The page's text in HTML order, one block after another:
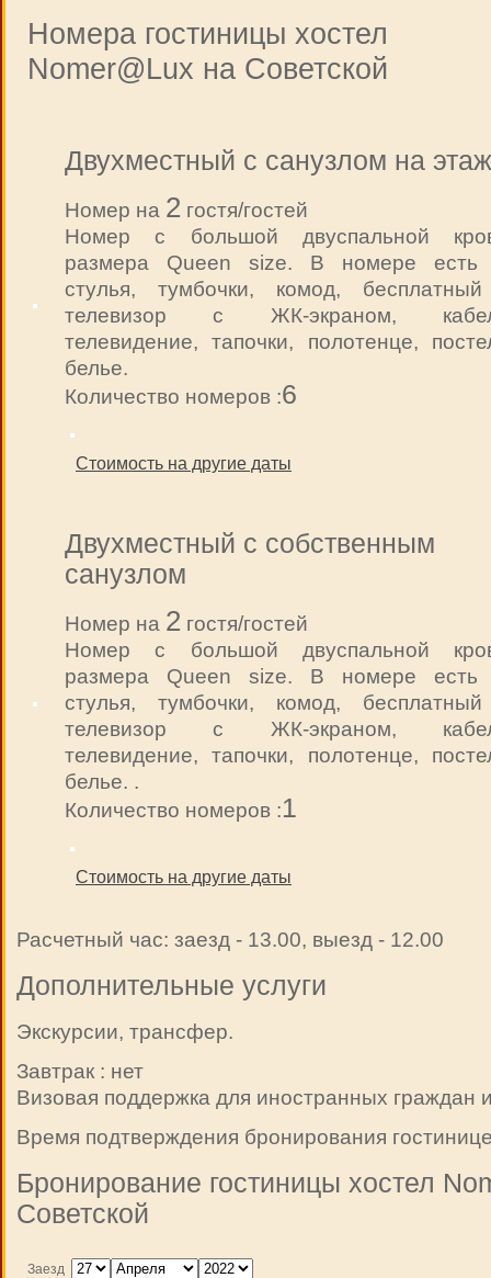
Номера гостиницы хостел
Nomer@Lux на Советской
Двухместный с санузлом на
Номер на 2 гостя/гостей
Номер с большой двуспальной
размера Queen size. В номере есть
стулья, тумбочки, комод,
телевизор с ЖК-экраном,
телевидение, тапочки, полотенце,
белье.
Количество номеров :6
Стоимость на другие даты
Двухместный с собственным
санузлом
Номер на 2 гостя/гостей
Номер с большой двуспальной
размера Queen size. В номере есть
стулья, тумбочки, комод,
телевизор с ЖК-экраном,
телевидение, тапочки, полотенце,
белье. .
Количество номеров :1
Стоимость на другие даты
Расчетный час: заезд - 13.00, выезд - 12.00
Дополнительные услуги
Экскурсии, трансфер.
Завтрак : нет
Визовая поддержка для иностранных граждан
Время подтверждения бронирования
Бронирование гостиницы хостел
Советской
Заезд